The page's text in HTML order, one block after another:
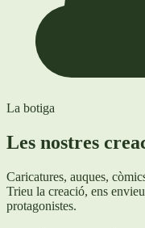
La botiga
Les nostres
Caricatures, auques,
Trieu la creació, ens
protagonistes.